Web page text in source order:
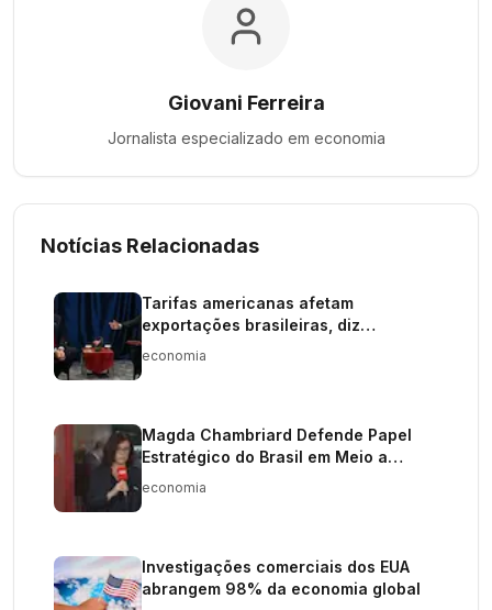
Giovani Ferreira
Jornalista especializado em economia
Notícias Relacionadas
Tarifas americanas afetam
exportações brasileiras, diz
economista
economia
Magda Chambriard Defende Papel
Estratégico do Brasil em Meio a
Crises Globais
economia
Investigações comerciais dos EUA
abrangem 98% da economia global